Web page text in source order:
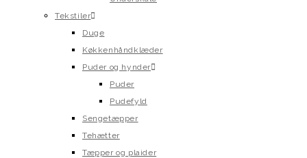
Tekstiler
Duge
Køkkenhåndklæder
Puder og hynder
Puder
Pudefyld
Sengetæpper
Tehætter
Tæpper og plaider